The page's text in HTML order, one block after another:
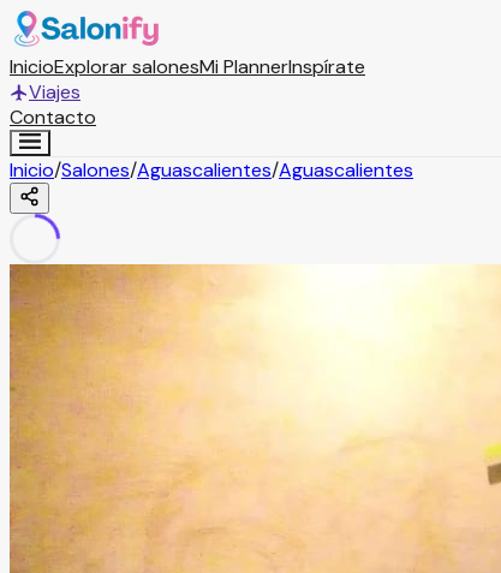
InicioExplorar salonesMi PlannerInspírate
Viajes
Contacto
Inicio/Salones/Aguascalientes/Aguascalientes